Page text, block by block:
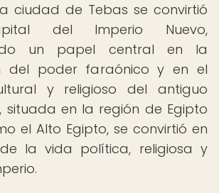
ciudad de Tebas se convirtió
del Imperio Nuevo,
un papel central en la
del poder faraónico y en el
y religioso del antiguo
situada en la región de Egipto
el Alto Egipto, se convirtió en
la vida política, religiosa y